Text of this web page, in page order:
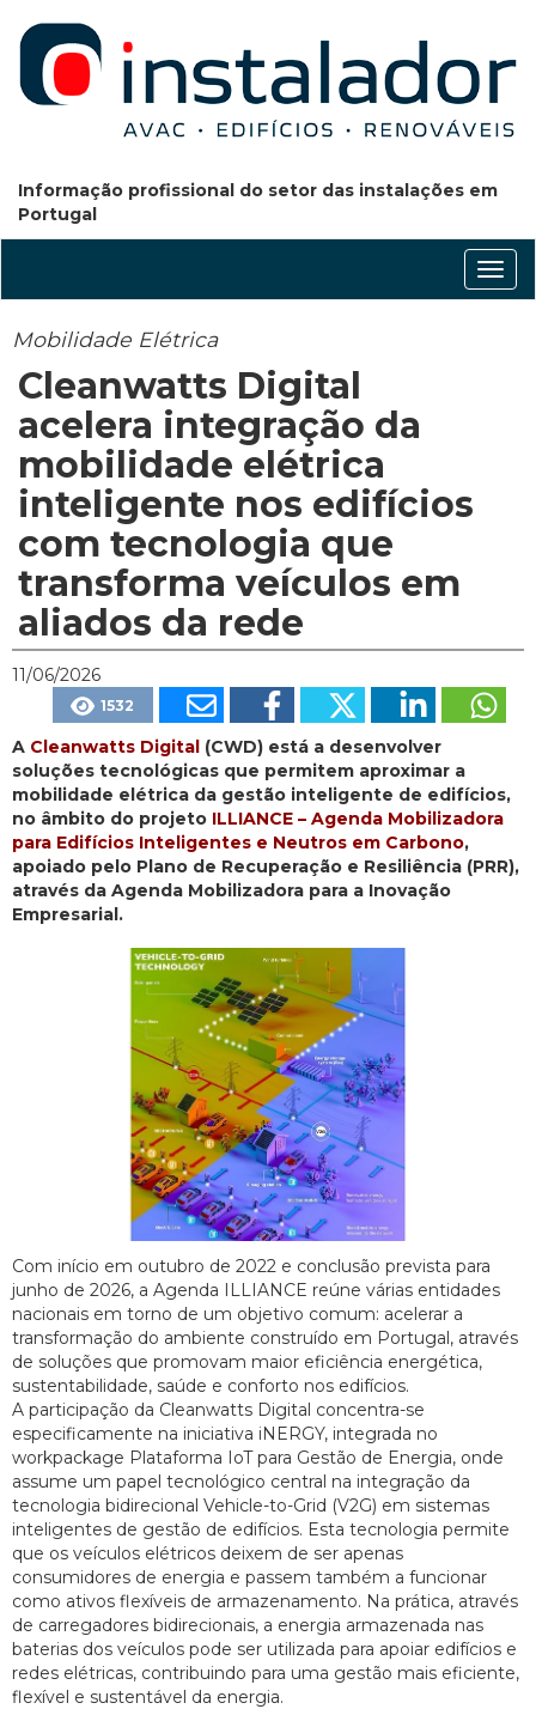
Informação profissional do setor das instalações em
Portugal
Mobilidade Elétrica
Cleanwatts Digital
acelera integração da
mobilidade elétrica
inteligente nos edifícios
com tecnologia que
transforma veículos em
aliados da rede
11/06/2026
1532
A Cleanwatts Digital (CWD) está a desenvolver
soluções tecnológicas que permitem aproximar a
mobilidade elétrica da gestão inteligente de edifícios,
no âmbito do projeto ILLIANCE – Agenda Mobilizadora
para Edifícios Inteligentes e Neutros em Carbono,
apoiado pelo Plano de Recuperação e Resiliência (PRR),
através da Agenda Mobilizadora para a Inovação
Empresarial.
Com início em outubro de 2022 e conclusão prevista para
junho de 2026, a Agenda ILLIANCE reúne várias entidades
nacionais em torno de um objetivo comum: acelerar a
transformação do ambiente construído em Portugal, através
de soluções que promovam maior eficiência energética,
sustentabilidade, saúde e conforto nos edifícios.
A participação da Cleanwatts Digital concentra-se
especificamente na iniciativa iNERGY, integrada no
workpackage Plataforma IoT para Gestão de Energia, onde
assume um papel tecnológico central na integração da
tecnologia bidirecional Vehicle-to-Grid (V2G) em sistemas
inteligentes de gestão de edifícios. Esta tecnologia permite
que os veículos elétricos deixem de ser apenas
consumidores de energia e passem também a funcionar
como ativos flexíveis de armazenamento. Na prática, através
de carregadores bidirecionais, a energia armazenada nas
baterias dos veículos pode ser utilizada para apoiar edifícios e
redes elétricas, contribuindo para uma gestão mais eficiente,
flexível e sustentável da energia.